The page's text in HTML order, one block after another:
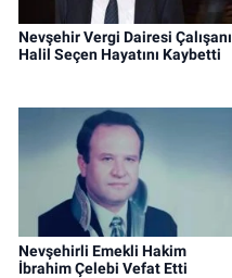
Nevşehir Vergi Dairesi Çalışanı
Halil Seçen Hayatını Kaybetti
Nevşehirli Emekli Hakim
İbrahim Çelebi Vefat Etti